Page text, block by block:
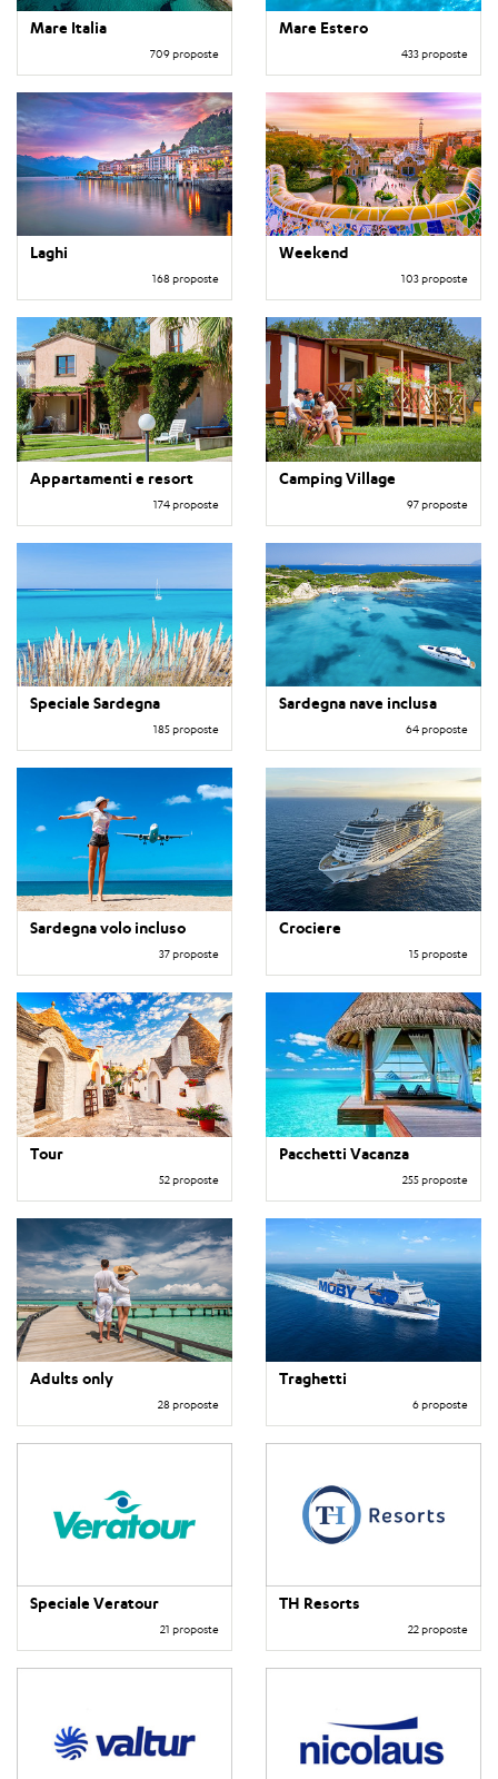
Mare Italia
709 proposte
Mare Estero
433 proposte
Laghi
168 proposte
Weekend
103 proposte
Appartamenti e resort
174 proposte
Camping Village
97 proposte
Speciale Sardegna
185 proposte
Sardegna nave inclusa
64 proposte
Sardegna volo incluso
37 proposte
Crociere
15 proposte
Tour
52 proposte
Pacchetti Vacanza
255 proposte
Adults only
28 proposte
Traghetti
6 proposte
Speciale Veratour
21 proposte
TH Resorts
22 proposte